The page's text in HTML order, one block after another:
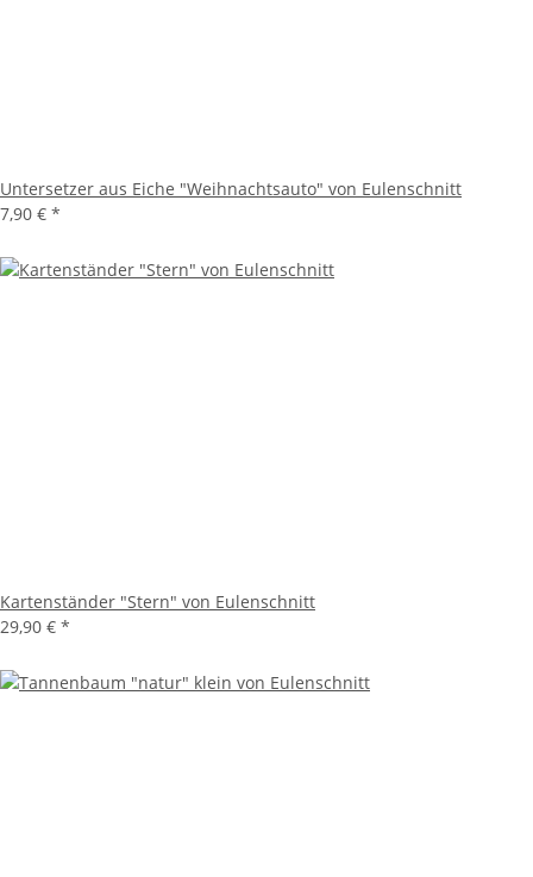
Untersetzer aus Eiche "Weihnachtsauto" von Eulenschnitt
7,90 € *
Kartenständer "Stern" von Eulenschnitt
29,90 € *